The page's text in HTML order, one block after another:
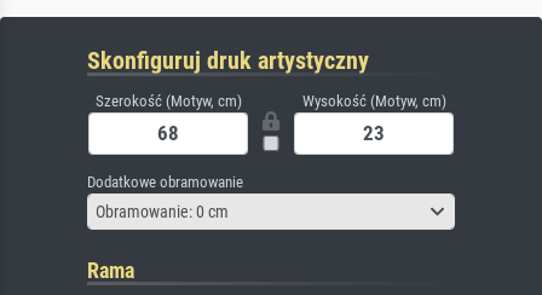
Skonfiguruj druk artystyczny
Szerokość (Motyw, cm) Wysokość (Motyw, cm)
Dodatkowe obramowanie
Obramowanie: 0 cm
Rama